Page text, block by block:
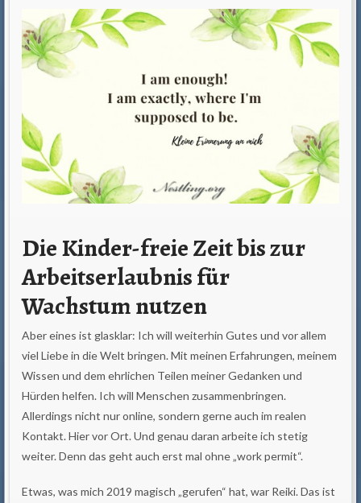
Die Kinder-freie Zeit bis zur
Arbeitserlaubnis für
Wachstum nutzen
Aber eines ist glasklar: Ich will weiterhin Gutes und vor allem
viel Liebe in die Welt bringen. Mit meinen Erfahrungen, meinem
Wissen und dem ehrlichen Teilen meiner Gedanken und
Hürden helfen. Ich will Menschen zusammenbringen.
Allerdings nicht nur online, sondern gerne auch im realen
Kontakt. Hier vor Ort. Und genau daran arbeite ich stetig
weiter. Denn das geht auch erst mal ohne „work permit“.
Etwas, was mich 2019 magisch „gerufen“ hat, war Reiki. Das ist